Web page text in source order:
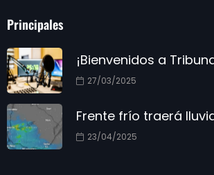
Principales
¡Bienvenidos a
27/03/2025
Frente frío traerá
23/04/2025